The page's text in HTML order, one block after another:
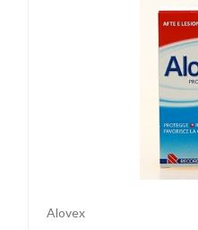
Alovex